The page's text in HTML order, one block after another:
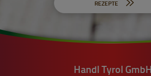
REZEPTE
Handl Tyrol GmbH